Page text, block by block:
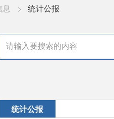
息 > 统计公报
统计公报